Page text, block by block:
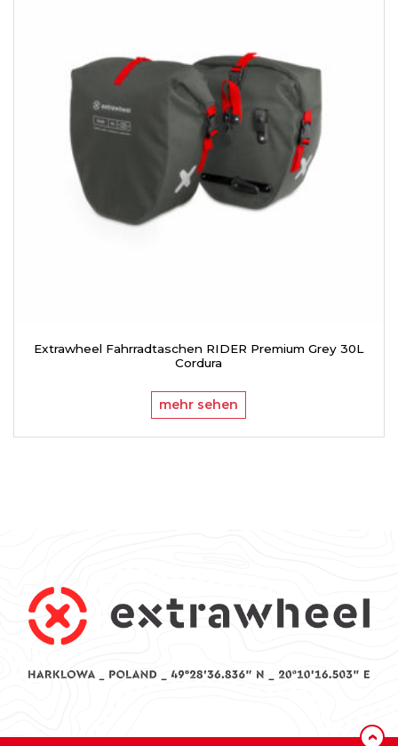
Extrawheel Fahrradtaschen RIDER Premium Grey 30L
Cordura
mehr sehen
‹